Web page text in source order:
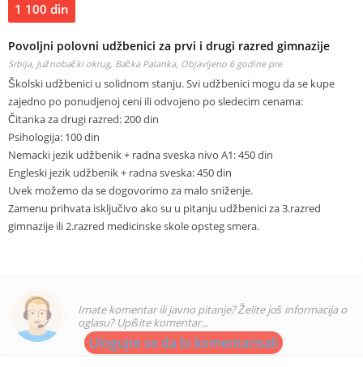
1 100 din
Povoljni polovni udžbenici za prvi i drugi razred gimnazije
Srbija, Južnobački okrug, Bačka Palanka, Objavljeno 6 godine pre
Školski udžbenici u solidnom stanju. Svi udžbenici mogu da se kupe
zajedno po ponudjenoj ceni ili odvojeno po sledecim cenama:
Čitanka za drugi razred: 200 din
Psihologija: 100 din
Nemacki jezik udžbenik + radna sveska nivo A1: 450 din
Engleski jezik udžbenik + radna sveska: 450 din
Uvek možemo da se dogovorimo za malo sniženje.
Zamenu prihvata isključivo ako su u pitanju udžbenici za 3.razred
gimnazije ili 2.razred medicinske skole opsteg smera.
Imate komentar ili javno pitanje? Želite još informacija o
oglasu? Upišite komentar...
Ulogujte se da bi komentarisali